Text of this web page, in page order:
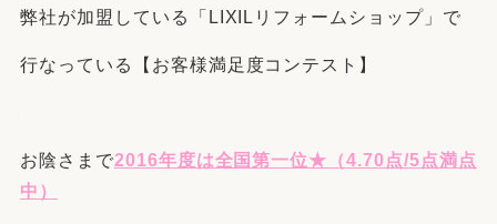
弊社が加盟している「LIXILリフォームショップ」で
行なっている【お客様満足度コンテスト】
お陰さまで2016年度は全国第一位★（4.70点/5点満点
中）